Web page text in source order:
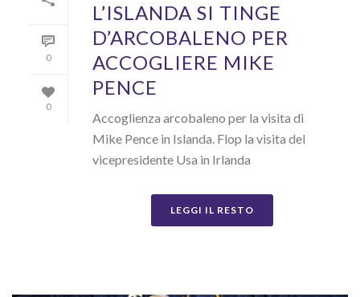
0
0
L’ISLANDA SI TINGE
D’ARCOBALENO PER
ACCOGLIERE MIKE
PENCE
Accoglienza arcobaleno per la visita di
Mike Pence in Islanda. Flop la visita del
vicepresidente Usa in Irlanda
LEGGI IL RESTO